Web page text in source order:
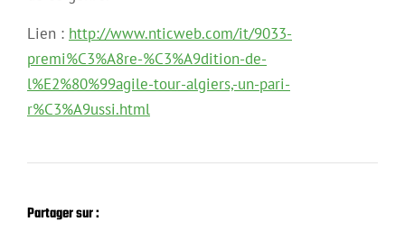
Lien : http://www.nticweb.com/it/9033-
premi%C3%A8re-%C3%A9dition-de-
l%E2%80%99agile-tour-algiers,-un-pari-
r%C3%A9ussi.html
Partager sur :